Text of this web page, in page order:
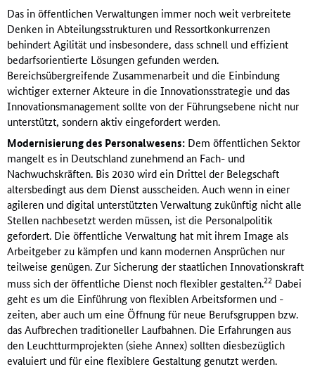
Das in öffentlichen Verwaltungen immer noch weit verbreitete
Denken in Abteilungsstrukturen und Ressortkonkurrenzen
behindert Agilität und insbesondere, dass schnell und effizient
bedarfsorientierte Lösungen gefunden werden.
Bereichsübergreifende Zusammenarbeit und die Einbindung
wichtiger externer Akteure in die Innovationsstrategie und das
Innovationsmanagement sollte von der Führungsebene nicht nur
unterstützt, sondern aktiv eingefordert werden.
Modernisierung des Personalwesens: Dem öffentlichen Sektor
mangelt es in Deutschland zunehmend an Fach- und
Nachwuchskräften. Bis 2030 wird ein Drittel der Belegschaft
altersbedingt aus dem Dienst ausscheiden. Auch wenn in einer
agileren und digital unterstützten Verwaltung zukünftig nicht alle
Stellen nachbesetzt werden müssen, ist die Personalpolitik
gefordert. Die öffentliche Verwaltung hat mit ihrem Image als
Arbeitgeber zu kämpfen und kann modernen Ansprüchen nur
teilweise genügen. Zur Sicherung der staatlichen Innovationskraft
muss sich der öffentliche Dienst noch flexibler gestalten.22 Dabei
geht es um die Einführung von flexiblen Arbeitsformen und -
zeiten, aber auch um eine Öffnung für neue Berufsgruppen bzw.
das Aufbrechen traditioneller Laufbahnen. Die Erfahrungen aus
den Leuchtturmprojekten (siehe Annex) sollten diesbezüglich
evaluiert und für eine flexiblere Gestaltung genutzt werden.